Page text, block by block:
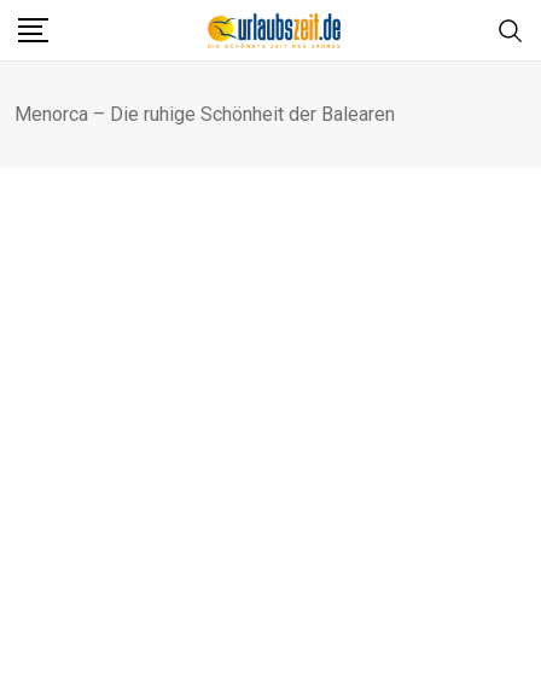
Skip
Menorca – Die ruhige Schönheit der Balearen